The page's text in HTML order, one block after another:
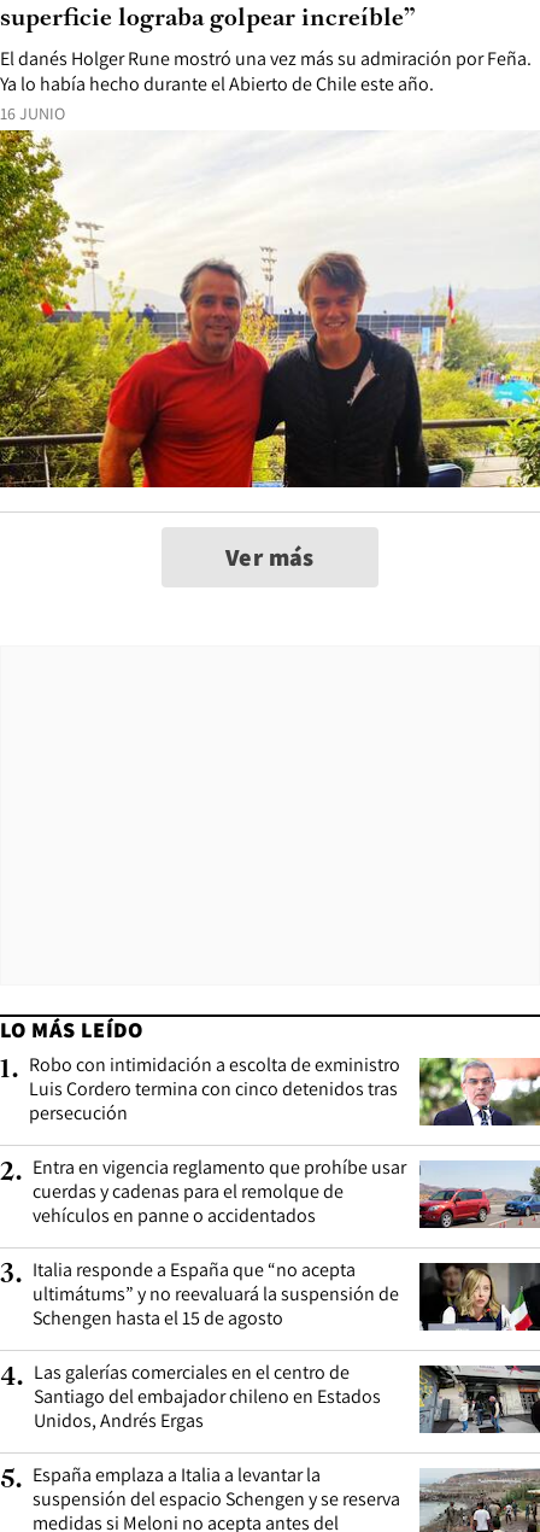
16 JUNIO
El danés Holger Rune mostró una vez más su admiración por Feña.
Ya lo había hecho durante el Abierto de Chile este año.
superficie lograba golpear increíble”
Ver más
LO MÁS LEÍDO
1. Robo con intimidación a escolta de exministro
Luis Cordero termina con cinco detenidos tras
persecución
2. Entra en vigencia reglamento que prohíbe usar
cuerdas y cadenas para el remolque de
vehículos en panne o accidentados
3. Italia responde a España que “no acepta
ultimátums” y no reevaluará la suspensión de
Schengen hasta el 15 de agosto
4. Las galerías comerciales en el centro de
Santiago del embajador chileno en Estados
Unidos, Andrés Ergas
5. España emplaza a Italia a levantar la
suspensión del espacio Schengen y se reserva
medidas si Meloni no acepta antes del